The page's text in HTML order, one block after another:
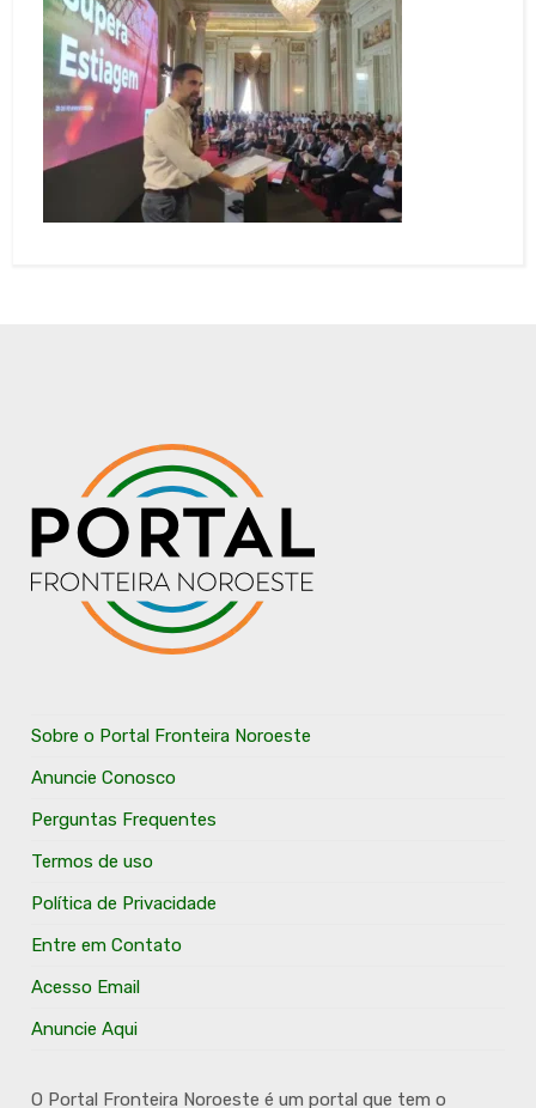
Sobre o Portal Fronteira Noroeste
Anuncie Conosco
Perguntas Frequentes
Termos de uso
Política de Privacidade
Entre em Contato
Acesso Email
Anuncie Aqui
O Portal Fronteira Noroeste é um portal que tem o